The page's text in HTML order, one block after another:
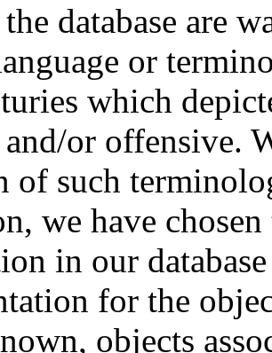
database are
or
which
or offensive.
of such
we have
in our
for the
objects